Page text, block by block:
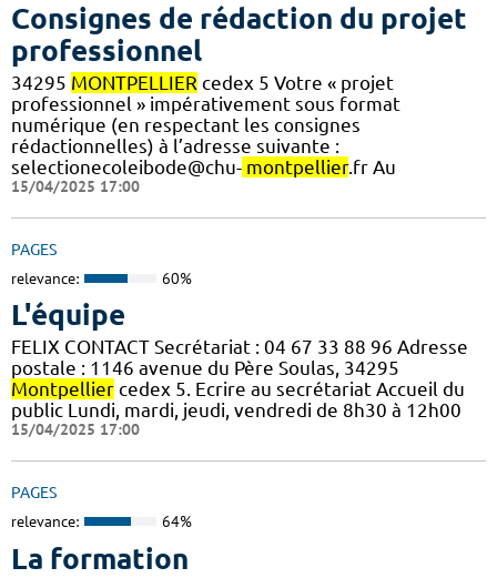
Consignes de rédaction du projet
professionnel
34295 MONTPELLIER cedex 5 Votre « projet
professionnel » impérativement sous format
numérique (en respectant les consignes
rédactionnelles) à l’adresse suivante :
selectionecoleibode@chu- montpellier.fr Au
15/04/2025 17:00
PAGES
relevance: 60%
L'équipe
FELIX CONTACT Secrétariat : 04 67 33 88 96 Adresse
postale : 1146 avenue du Père Soulas, 34295
Montpellier cedex 5. Ecrire au secrétariat Accueil du
public Lundi, mardi, jeudi, vendredi de 8h30 à 12h00
15/04/2025 17:00
PAGES
relevance: 64%
La formation